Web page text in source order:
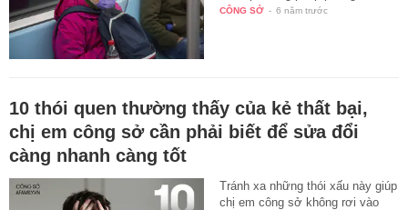
CÔNG SỞ - 6 năm trước
10 thói quen thường thấy của kẻ thất bại,
chị em công sở cần phải biết để sửa đổi
càng nhanh càng tốt
Tránh xa những thói xấu này giúp
chị em công sở không rơi vào